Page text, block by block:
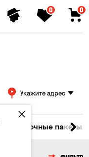
0 0
Укажите адрес
Подарочные пакеты